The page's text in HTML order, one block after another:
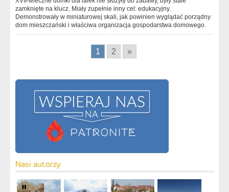
zamknięte na klucz. Miały zupełnie inny cel: edukacyjny.
Demonstrowały w miniaturowej skali, jak powinien wyglądać porządny
dom mieszczański i właściwa organizacja gospodarstwa domowego.
1 2 »
Nasi autorzy